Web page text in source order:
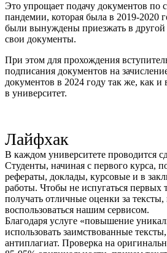
Это упрощает подачу документов по
пандемии, которая была в 2019-2020
были вынуждены приезжать в другой
свои документы.
При этом для прохождения
подписания документов на
документов в 2024 году так же, как и
в университет.
Лайфхак
В каждом университете проводится
Студенты, начиная с первого курса,
рефераты, доклады, курсовые и в
работы. Чтобы не испугаться первых
получать отличные оценки за
воспользоваться нашим сервисом.
Благодаря услуге «повышение
использовать заимствованные
антиплагиат. Проверка на